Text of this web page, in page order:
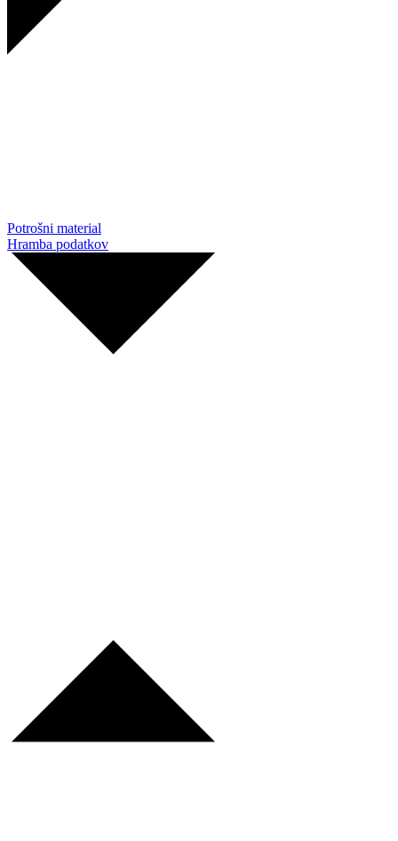
Potrošni material
Hramba podatkov